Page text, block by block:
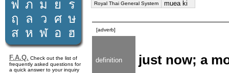
ฟ ภ ม ย
ร
ฤ
ล ว ศ ษ
ส ห ฬ อ ฮ
F.A.Q. Check out the list of
frequently asked questions for
a quick answer to your inquiry
Royal Thai General System muea ki
[adverb]
definition just now; a